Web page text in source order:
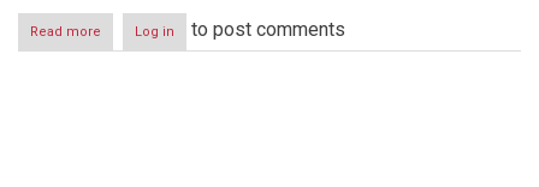
Read more about
Domstolen
Log in to post comments